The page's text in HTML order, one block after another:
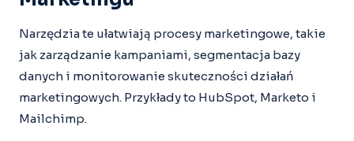
Narzędzia te ułatwiają procesy marketingowe, takie
jak zarządzanie kampaniami, segmentacja bazy
danych i monitorowanie skuteczności działań
marketingowych. Przykłady to HubSpot, Marketo i
Mailchimp.